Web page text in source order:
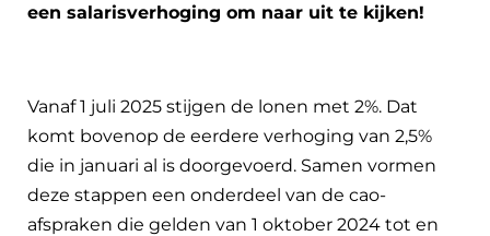
een salarisverhoging om naar uit te kijken!
Vanaf 1 juli 2025 stijgen de lonen met 2%. Dat
komt bovenop de eerdere verhoging van 2,5%
die in januari al is doorgevoerd. Samen vormen
deze stappen een onderdeel van de cao-
afspraken die gelden van 1 oktober 2024 tot en